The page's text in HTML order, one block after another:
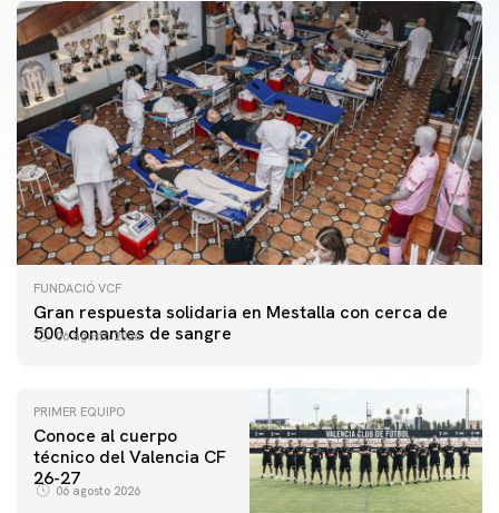
FUNDACIÓ VCF
Gran respuesta solidaria en Mestalla con cerca de
500 donantes de sangre
06 agosto 2026
PRIMER EQUIPO
Conoce al cuerpo
técnico del Valencia CF
26-27
06 agosto 2026